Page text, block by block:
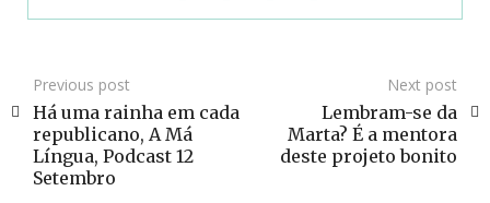
Previous post
Há uma rainha em cada
republicano, A Má
Língua, Podcast 12
Setembro
Next post
Lembram-se da
Marta? É a mentora
deste projeto bonito